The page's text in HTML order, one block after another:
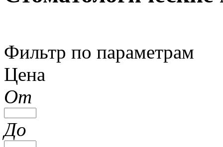
Фильтр по параметрам
Цена
От
До